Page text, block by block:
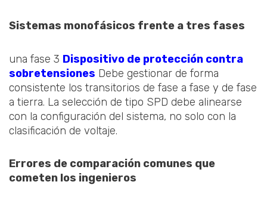
Sistemas monofásicos frente a tres fases
una fase 3 Dispositivo de protección contra
sobretensiones Debe gestionar de forma
consistente los transitorios de fase a fase y de fase
a tierra. La selección de tipo SPD debe alinearse
con la configuración del sistema, no solo con la
clasificación de voltaje.
Errores de comparación comunes que
cometen los ingenieros